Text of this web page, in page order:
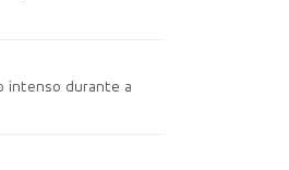
intenso durante a